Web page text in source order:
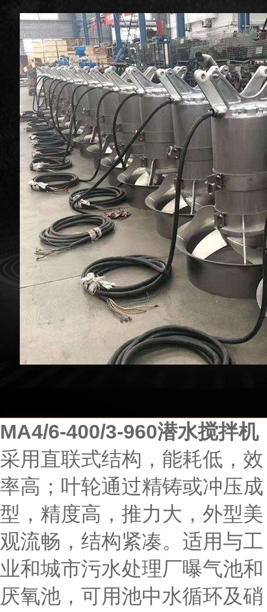
MA4/6-400/3-960潜水搅拌机
采用直联式结构，能耗低，效
率高；叶轮通过精铸或冲压成
型，精度高，推力大，外型美
观流畅，结构紧凑。适用与工
业和城市污水处理厂曝气池和
厌氧池，可用池中水循环及硝